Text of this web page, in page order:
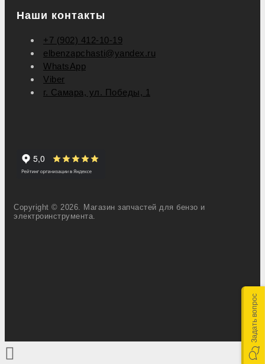
Наши контакты
+7 (902) 412-10-19
elbenzapchasti@yandex.ru
WhatsApp
Viber
г. Самара, ул. Победы, 1
Copyright © 2026. Магазин запчастей для бензо и
электроинструмента.
Задать вопрос